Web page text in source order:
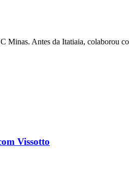
Minas. Antes da Itatiaia, colaborou
Vissotto